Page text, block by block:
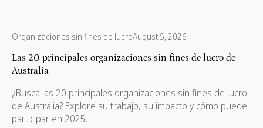
Organizaciones sin fines de lucroAugust 5, 2026
Las 20 principales organizaciones sin fines de lucro de
Australia
¿Busca las 20 principales organizaciones sin fines de lucro
de Australia? Explore su trabajo, su impacto y cómo puede
participar en 2025.